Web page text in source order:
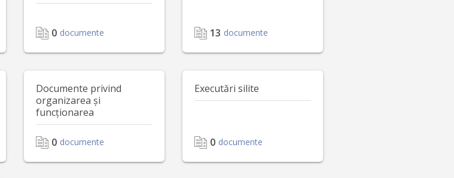
0 documente 13 documente
Documente privind
organizarea și
funcționarea
0 documente
Executări silite
0 documente